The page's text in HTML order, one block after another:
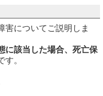
害についてご説明しま
に該当した場合、死亡保
す。